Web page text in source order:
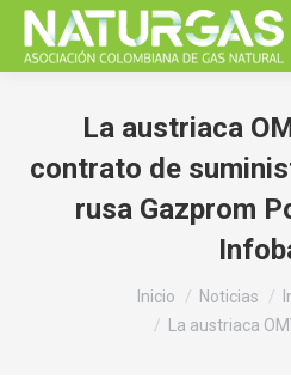
La austriaca
contrato de
rusa Gazprom
Inicio Noticias
La austriaca